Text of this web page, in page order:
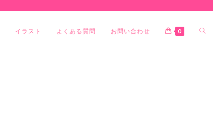
イラスト よくある質問 お問い合わせ 0